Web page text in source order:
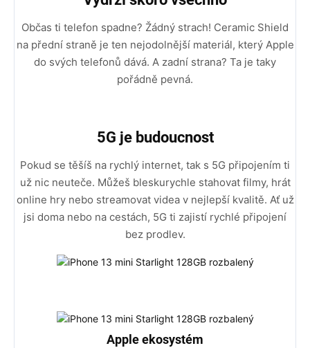
Občas ti telefon spadne? Žádný strach! Ceramic Shield
na přední straně je ten nejodolnější materiál, který Apple
do svých telefonů dává. A zadní strana? Ta je taky
pořádně pevná.
5G je budoucnost
Pokud se těšíš na rychlý internet, tak s 5G připojením ti
už nic neuteče. Můžeš bleskurychle stahovat filmy, hrát
online hry nebo streamovat videa v nejlepší kvalitě. Ať už
jsi doma nebo na cestách, 5G ti zajistí rychlé připojení
bez prodlev.
Apple ekosystém